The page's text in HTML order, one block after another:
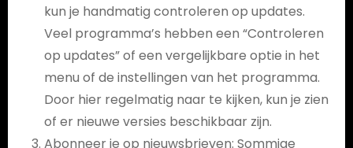
kun je handmatig controleren op updates.
Veel programma’s hebben een “Controleren
op updates” of een vergelijkbare optie in het
menu of de instellingen van het programma.
Door hier regelmatig naar te kijken, kun je zien
of er nieuwe versies beschikbaar zijn.
Abonneer je op nieuwsbrieven: Sommige